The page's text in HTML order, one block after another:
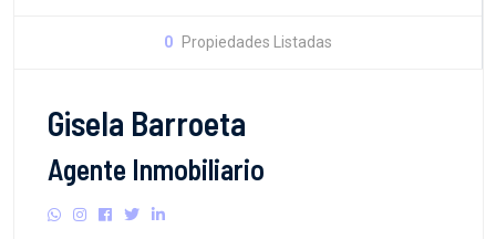
0 Propiedades Listadas
Gisela Barroeta
Agente Inmobiliario